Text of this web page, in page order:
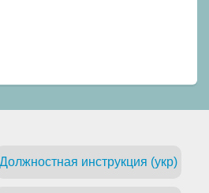
Должностная инструкция (укр)